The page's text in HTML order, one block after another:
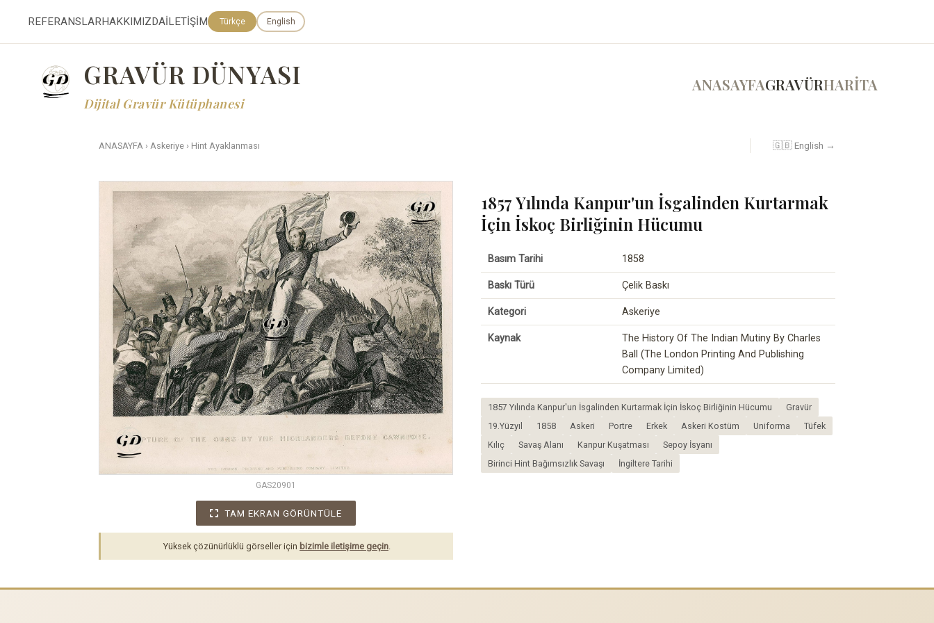
REFERANSLARHAKKIMIZDAİLETİŞİM Türkçe English
GRAVÜR DÜNYASI
Dijital Gravür Kütüphanesi
ANASAYFAGRAVÜRHARİTA
ANASAYFA › Askeriye › Hint Ayaklanması 🇬🇧 English →
GAS20901
TAM EKRAN GÖRÜNTÜLE
Yüksek çözünürlüklü görseller için bizimle iletişime geçin.
1857 Yılında Kanpur'un İsgalinden Kurtarmak
İçin İskoç Birliğinin Hücumu
Basım Tarihi 1858
Baskı Türü Çelik Baskı
Kategori Askeriye
Kaynak
The History Of The Indian Mutiny By Charles
Ball (The London Printing And Publishing
Company Limited)
1857 Yılında Kanpur'un İsgalinden Kurtarmak İçin İskoç Birliğinin Hücumu
Gravür
19.Yüzyıl
1858 Askeri Portre Erkek Askeri Kostüm Uniforma
Tüfek
Kılıç
Savaş Alanı Kanpur Kuşatması
Sepoy İsyanı
Birinci Hint Bağımsızlık Savaşı
İngiltere Tarihi